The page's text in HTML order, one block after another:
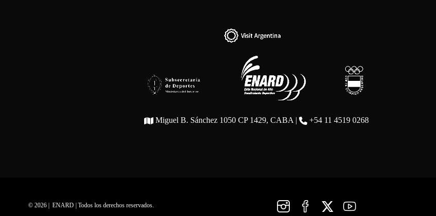
Miguel B. Sánchez 1050 CP 1429, CABA | +54 11 4519 0268
© 2026 | ENARD | Todos los derechos reservados.